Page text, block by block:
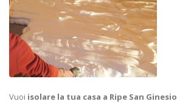
Vuoi isolare la tua casa a Ripe San Ginesio